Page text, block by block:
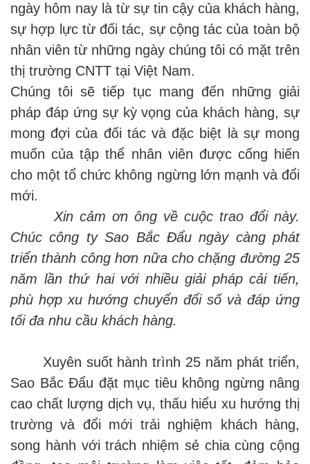
ngày hôm nay là từ sự tin cậy của khách hàng,
sự hợp lực từ đối tác, sự cộng tác của toàn bộ
nhân viên từ những ngày chúng tôi có mặt trên
thị trường CNTT tại Việt Nam.
Chúng tôi sẽ tiếp tục mang đến những giải
pháp đáp ứng sự kỳ vọng của khách hàng, sự
mong đợi của đối tác và đặc biệt là sự mong
muốn của tập thể nhân viên được cống hiến
cho một tổ chức không ngừng lớn mạnh và đổi
mới.
Xin cảm ơn ông về cuộc trao đổi này.
Chúc công ty Sao Bắc Đẩu ngày càng phát
triển thành công hơn nữa cho chặng đường 25
năm lần thứ hai với nhiều giải pháp cải tiến,
phù hợp xu hướng chuyển đổi số và đáp ứng
tối đa nhu cầu khách hàng.
Xuyên suốt hành trình 25 năm phát triển,
Sao Bắc Đẩu đặt mục tiêu không ngừng nâng
cao chất lượng dịch vụ, thấu hiểu xu hướng thị
trường và đổi mới trải nghiệm khách hàng,
song hành với trách nhiệm sẻ chia cùng cộng